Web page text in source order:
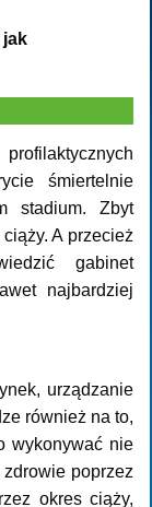
jak
śmiertelnie
stadium. Zbyt
A przecież
gabinet
najbardziej
urządzanie
również na to,
wykonywać nie
poprzez
okres ciąży,